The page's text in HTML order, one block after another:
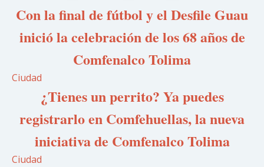
Con la final de fútbol y el Desfile Guau
inició la celebración de los 68 años de
Comfenalco Tolima
Ciudad
¿Tienes un perrito? Ya puedes
registrarlo en Comfehuellas, la nueva
iniciativa de Comfenalco Tolima
Ciudad